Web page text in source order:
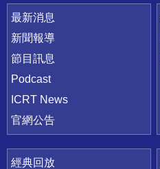
最新消息
新聞報導
節目訊息
Podcast
ICRT News
官網公告
經典回放